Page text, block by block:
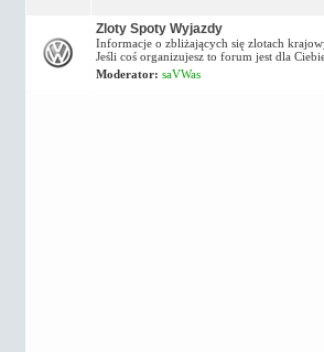
Zloty Spoty Wyjazdy
Informacje o zbliżających się zlotach
Jeśli coś organizujesz to forum jest dla
Moderator: saVWas